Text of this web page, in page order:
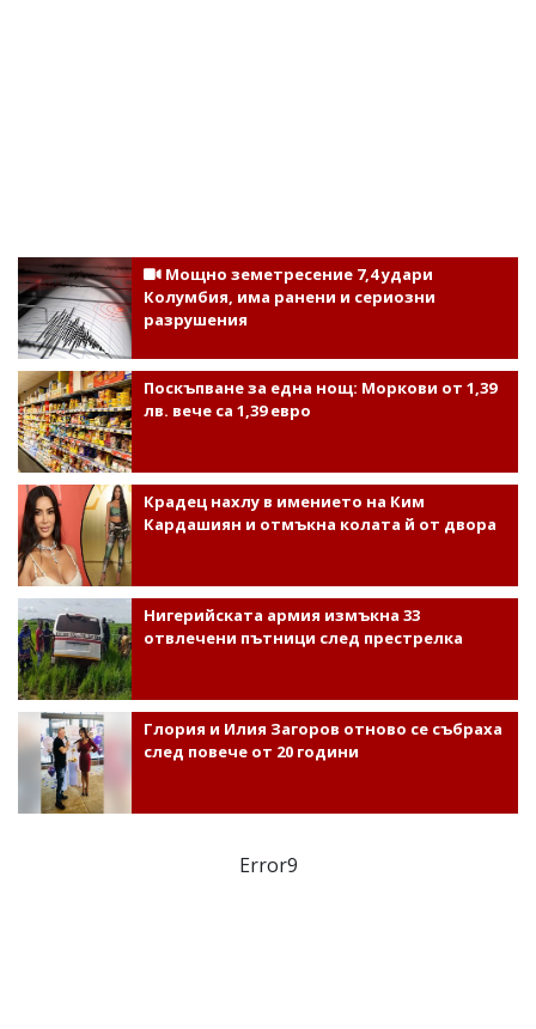
Мощно земетресение 7,4 удари
Колумбия, има ранени и сериозни
разрушения
Поскъпване за една нощ: Моркови от 1,39
лв. вече са 1,39 евро
Крадец нахлу в имението на Ким
Кардашиян и отмъкна колата й от двора
Нигерийската армия измъкна 33
отвлечени пътници след престрелка
Глория и Илия Загоров отново се събраха
след повече от 20 години
Error9